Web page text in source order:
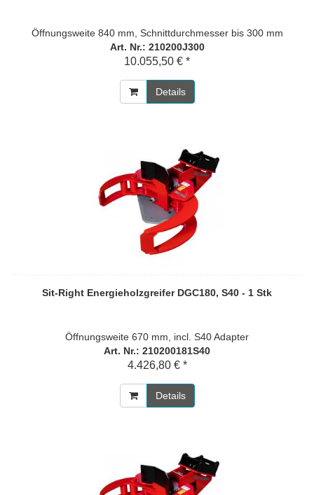
Öffnungsweite 840 mm, Schnittdurchmesser bis 300 mm
Art. Nr.: 210200J300
10.055,50 € *
Details
Sit-Right Energieholzgreifer DGC180, S40 - 1 Stk
Öffnungsweite 670 mm, incl. S40 Adapter
Art. Nr.: 210200181S40
4.426,80 € *
Details